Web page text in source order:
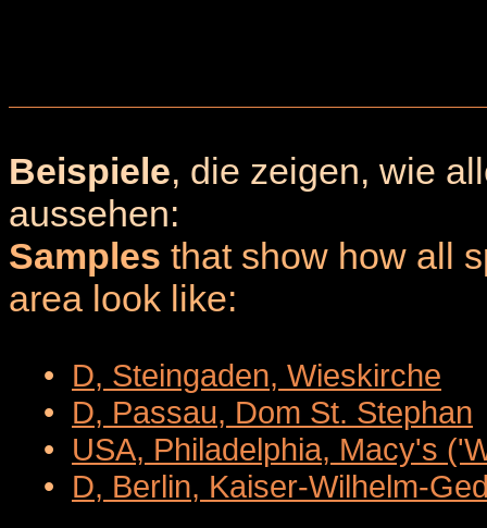
Beispiele, die zeigen, wie
aussehen:
Samples that show how all
area look like:
• D, Steingaden, Wieskirche
• D, Passau, Dom St. Stephan
• USA, Philadelphia, Macy's
• D, Berlin, Kaiser-Wilhelm-